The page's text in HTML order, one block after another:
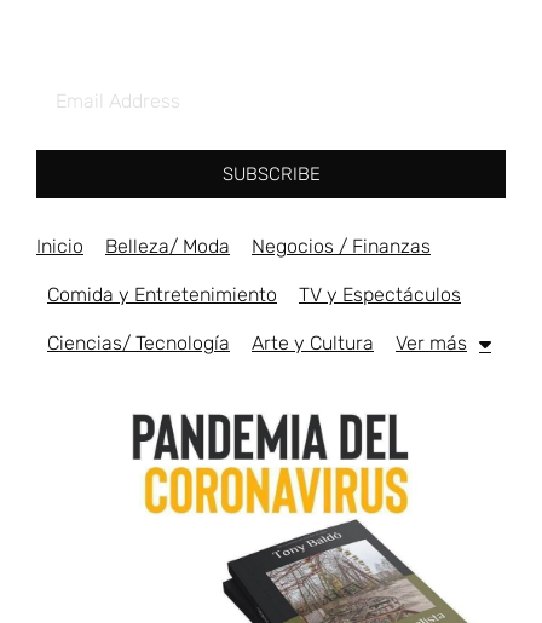
SUBSCRIBE
Inicio Belleza/ Moda Negocios / Finanzas
Comida y Entretenimiento TV y Espectáculos
Ciencias/ Tecnología Arte y Cultura Ver más